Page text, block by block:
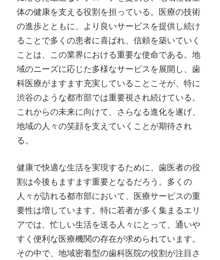
体の健康を支える役割を担っている。医療の技術
の進歩とともに、より良いサービスを提供し続け
ることで多くの患者に喜ばれ、信頼を築いていく
ことは、この業界における重要な使命である。地
域のニーズに応じた多様なサービスを展開し、歯
科医療がますます充実していることこそが、特に
渋谷のような都市部では重要視され続けている。
これからの未来に向けて、さらなる進化を遂げ、
地域の人々の笑顔を支えていくことが期待され
る。
健康で快適な生活を実現するために、歯医者の役
割は今後もますます重要となるだろう。多くの
人々が訪れる都市部において、医療サービスの重
要性は増しています。特に若者が多く集まるエリ
アでは、忙しい生活を送る人々にとって、通いや
すく便利な医療機関の存在が求められています。
その中で、地域密着型の歯科医院の役割が注目さ